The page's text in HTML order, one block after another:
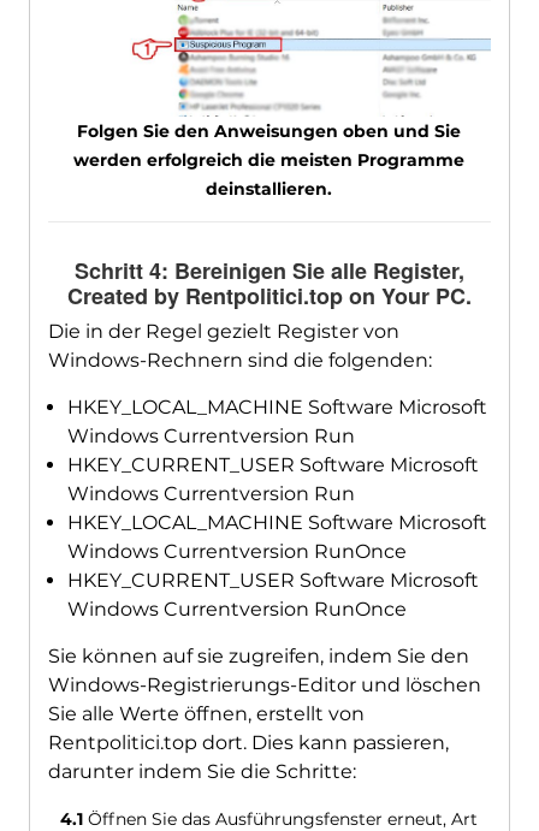
Folgen Sie den Anweisungen oben und Sie
werden erfolgreich die meisten Programme
deinstallieren.
Schritt 4: Bereinigen Sie alle Register,
Created by Rentpolitici.top on Your PC.
Die in der Regel gezielt Register von
Windows-Rechnern sind die folgenden:
HKEY_LOCAL_MACHINE Software Microsoft
Windows Currentversion Run
HKEY_CURRENT_USER Software Microsoft
Windows Currentversion Run
HKEY_LOCAL_MACHINE Software Microsoft
Windows Currentversion RunOnce
HKEY_CURRENT_USER Software Microsoft
Windows Currentversion RunOnce
Sie können auf sie zugreifen, indem Sie den
Windows-Registrierungs-Editor und löschen
Sie alle Werte öffnen, erstellt von
Rentpolitici.top dort. Dies kann passieren,
darunter indem Sie die Schritte:
4.1 Öffnen Sie das Ausführungsfenster erneut, Art